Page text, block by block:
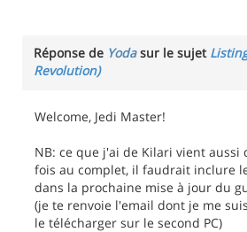
Réponse de Yodasur le sujet
Revolution)
Welcome, Jedi Master!
NB: ce que j'ai de Kilari vient aussi
fois au complet, il faudrait inclure
dans la prochaine mise à jour du
(je te renvoie l'email dont je me
le télécharger sur le second PC)